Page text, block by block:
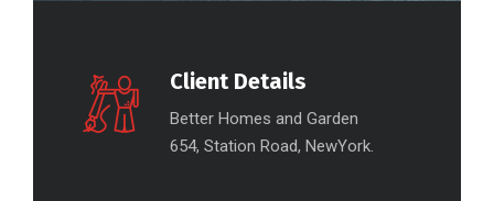
Client Details
Better Homes and Garden
654, Station Road, NewYork.